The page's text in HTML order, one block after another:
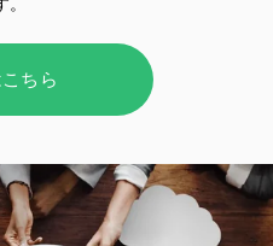
ちら